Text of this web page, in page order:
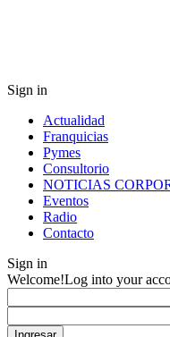
Sign in
Actualidad
Franquicias
Pymes
Consultorio
NOTICIAS
Eventos
Radio
Contacto
Sign in
Welcome!Log into your